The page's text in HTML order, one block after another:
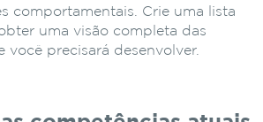
comportamentais. Crie uma lista
uma visão completa das
você precisará desenvolver.